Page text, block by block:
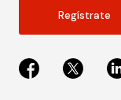
Regístrate